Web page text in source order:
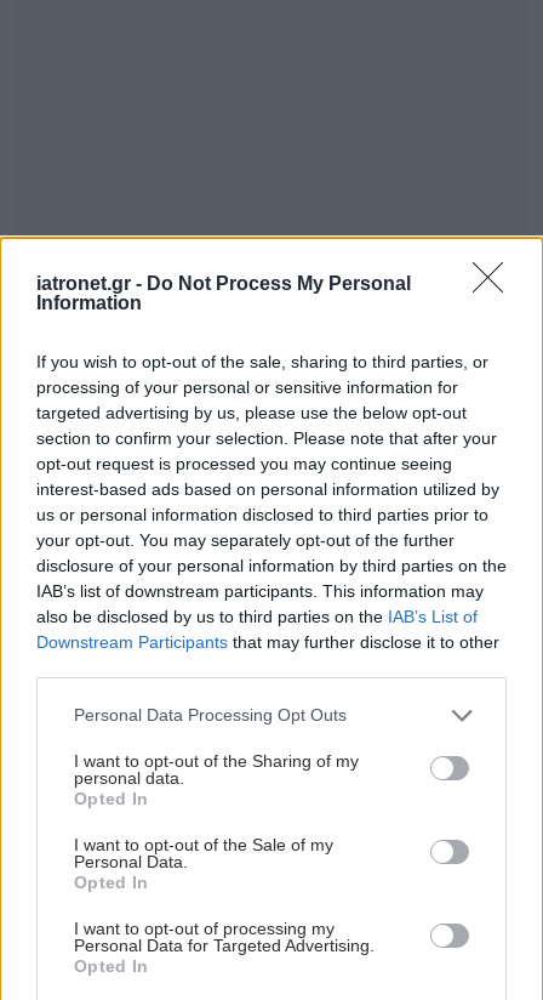
iatronet.gr - Do Not Process My Personal
Information
If you wish to opt-out of the sale, sharing to third parties, or
processing of your personal or sensitive information for
targeted advertising by us, please use the below opt-out
section to confirm your selection. Please note that after your
opt-out request is processed you may continue seeing
interest-based ads based on personal information utilized by
us or personal information disclosed to third parties prior to
your opt-out. You may separately opt-out of the further
disclosure of your personal information by third parties on the
IAB’s list of downstream participants. This information may
also be disclosed by us to third parties on the IAB’s List of
Downstream Participants that may further disclose it to other
Please note that this website/app uses one or more Google
not limited to your visit or usage behaviour. You may click to
grant or deny consent to Google and its third-party tags to
use your data for below specified purposes in below Google
consent section.
Personal Data Processing Opt Outs
I want to opt-out of the Sharing of my
personal data.
Opted In
I want to opt-out of the Sale of my
Personal Data.
Opted In
I want to opt-out of processing my
Personal Data for Targeted Advertising.
Opted In